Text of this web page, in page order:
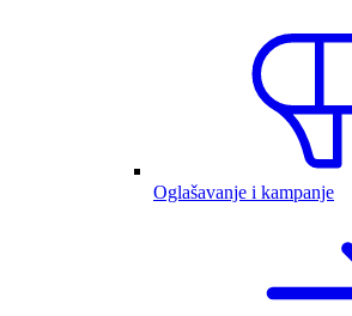
Oglašavanje i kampanje